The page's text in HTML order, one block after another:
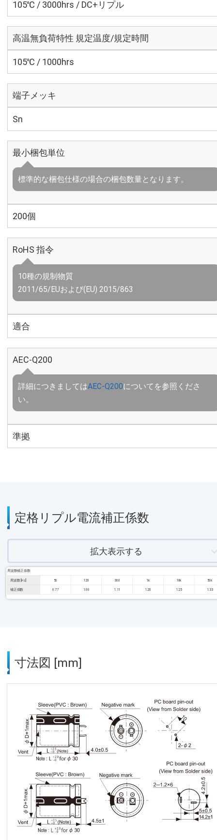
105℃ / 3000hrs / DC+リプル
高温無負荷特性 規定温度/規定時間
105℃ / 1000hrs
端子メッキ
Sn
最小梱包単位
標準的な梱包仕様の場合の梱包数量となります。
200個
RoHS 指令
10種の規制物質
2011/65/EUおよび(EU) 2015/863
適合
AEC-Q200
詳細につきましてはAEC-Q200についてを参照くださ
い。
準拠
定格リプル電流補正係数
拡大表示する
周波数補正係数
周波数 [Hz] 50 120 300 1k 10k 50k
補正係数 0.77 1.00 1.11 1.20 1.25 1.33
寸法図 [mm]